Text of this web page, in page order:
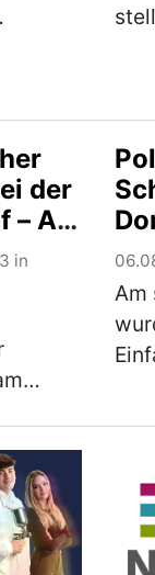
der
– A3
in
an.
der
(mehr)
Am